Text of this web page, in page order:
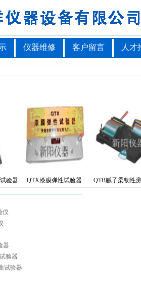
仪器维修 客户留言 人才
验器 QTX漆膜弹性试验器 QTB腻子柔韧性
仪
器
验器
试验器